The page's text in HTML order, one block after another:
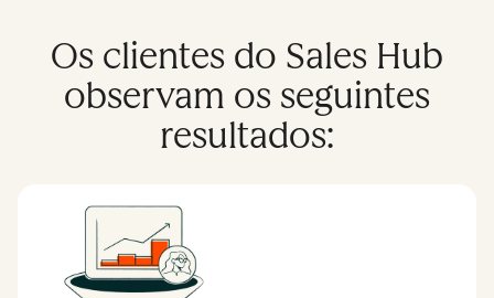
Os clientes do Sales Hub
observam os seguintes
resultados: